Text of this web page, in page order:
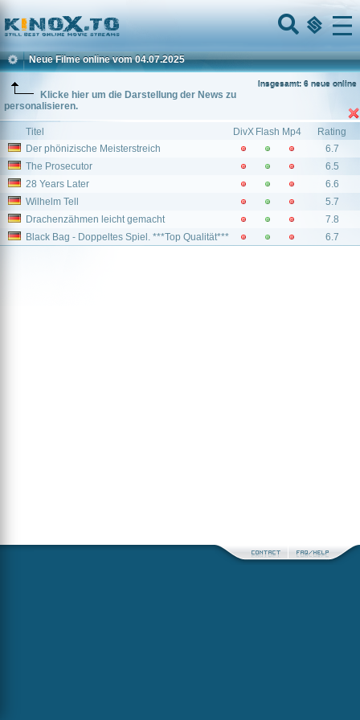
Home
Menu
Neue Filme online vom 04.07.2025
Insgesamt: 6 neue online
Klicke hier um die Darstellung der News zu
personalisieren.
Titel DivX Flash Mp4
Rating
Der phönizische Meisterstreich
6.7
The Prosecutor
6.5
28 Years Later
6.6
Wilhelm Tell
5.7
Drachenzähmen leicht gemacht
7.8
Black Bag - Doppeltes Spiel. ***Top Qualität***
6.7